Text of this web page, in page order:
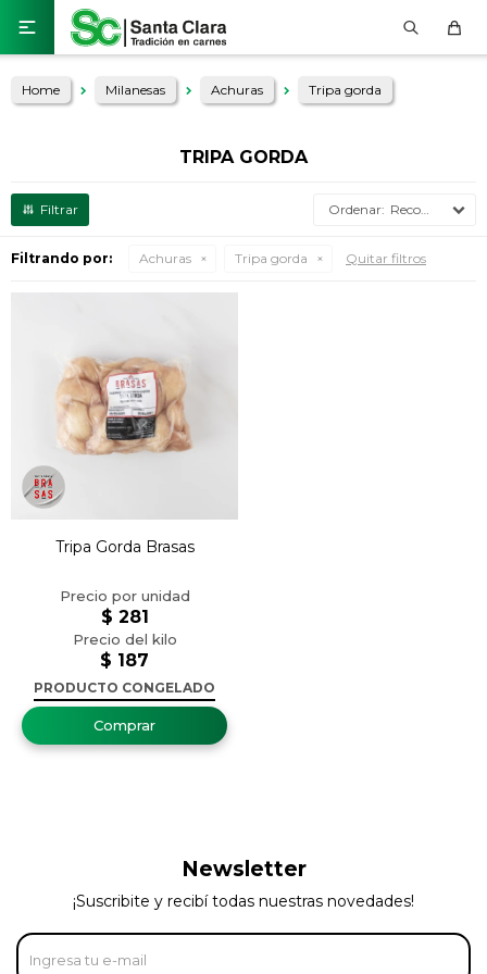

Home Milanesas Achuras Tripa gorda
TRIPA GORDA
Recomendados
Filtrando por: Achuras Tripa gorda Quitar filtros
Tripa Gorda Brasas
$ 187
$ 281
PRODUCTO CONGELADO
Newsletter
¡Suscribite y recibí todas nuestras novedades!